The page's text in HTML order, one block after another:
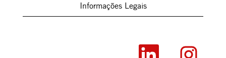
Informações Legais
A
A
b